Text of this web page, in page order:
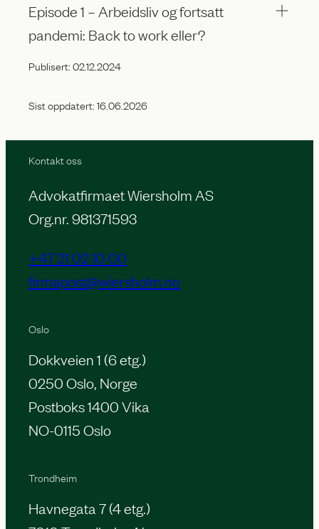
Episode 1 – Arbeidsliv og fortsatt
pandemi: Back to work eller?
Publisert:02.12.2024
Sist oppdatert:16.06.2026
Kontakt oss
Advokatfirmaet Wiersholm AS
Org.nr. 981371593
+47 21 02 10 00
firmapost@wiersholm.no
Oslo
Dokkveien 1 (6 etg.)
0250 Oslo, Norge
Postboks 1400 Vika
NO-0115 Oslo
Trondheim
Havnegata 7 (4 etg.)